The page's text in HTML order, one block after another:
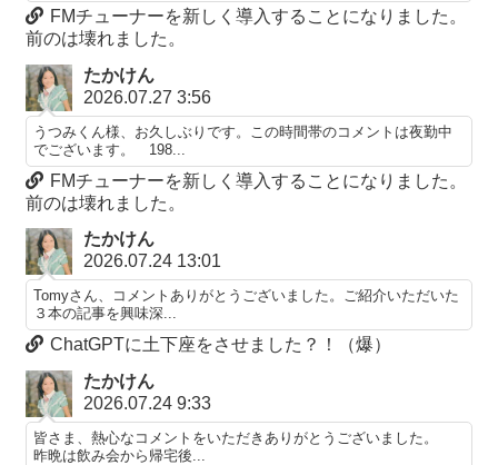
FMチューナーを新しく導入することになりました。
前のは壊れました。
たかけん
2026.07.27 3:56
うつみくん様、お久しぶりです。この時間帯のコメントは夜勤中
でございます。 198...
FMチューナーを新しく導入することになりました。
前のは壊れました。
たかけん
2026.07.24 13:01
Tomyさん、コメントありがとうございました。ご紹介いただいた
３本の記事を興味深...
ChatGPTに土下座をさせました？！（爆）
たかけん
2026.07.24 9:33
皆さま、熱心なコメントをいただきありがとうございました。
昨晩は飲み会から帰宅後...